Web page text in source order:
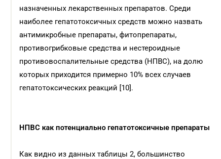
назначенных лекарственных препаратов. Среди
наиболее гепатотоксичных средств можно назвать
антимикробные препараты, фитопрепараты,
противогрибковые средства и нестероидные
противовоспалительные средства (НПВС), на долю
которых приходится примерно 10% всех случаев
гепатотоксических реакций [10].
НПВС как потенциально гепатотоксичные препараты
Как видно из данных таблицы 2, большинство